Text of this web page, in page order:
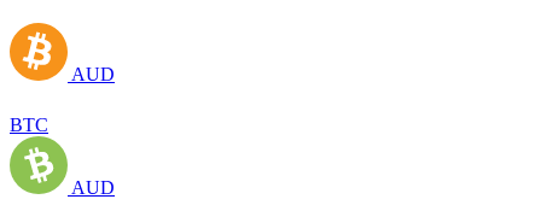
AUD
BTC
AUD